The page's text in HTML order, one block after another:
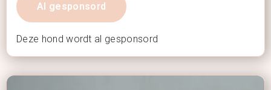
Al gesponsord
Deze hond wordt al gesponsord